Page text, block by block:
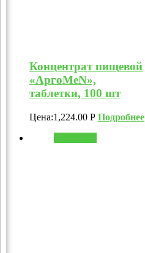
Концентрат пищевой
«АргоMeN»,
таблетки, 100 шт
Цена:1,224.00 Р Подробнее